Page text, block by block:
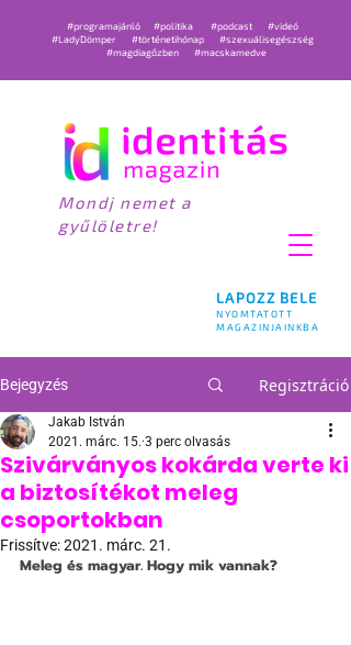
LAPOZZ BELE
NYOMTATOTT
MAGAZINJAINKBA
#programajánló #politika #podcast
#videó
#LadyDömper
#történetihónap
#szexuálisegészség
#magdiagőzben
#macskamedve
Mondj nemet a
gyűlöletre!
Bejegyzés Regisztráció
Szivárványos kokárda verte ki
a biztosítékot meleg
csoportokban
Jakab István
2021. márc. 15. 3 perc olvasás
Frissítve:2021. márc. 21.
Meleg és magyar. Hogy mik vannak?